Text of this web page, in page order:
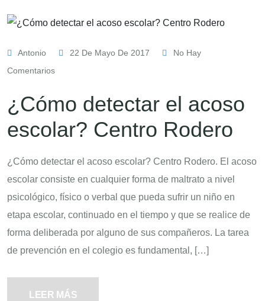
Antonio 22 De Mayo De 2017
No Hay
Comentarios
¿Cómo detectar el acoso
escolar? Centro Rodero
¿Cómo detectar el acoso escolar? Centro Rodero. El acoso
escolar consiste en cualquier forma de maltrato a nivel
psicológico, físico o verbal que pueda sufrir un niño en
etapa escolar, continuado en el tiempo y que se realice de
forma deliberada por alguno de sus compañeros. La tarea
de prevención en el colegio es fundamental, […]
LEER MÁS